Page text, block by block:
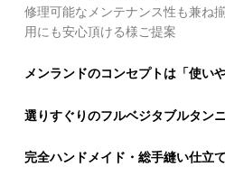
修理可能なメンテナンス性も兼ね
用にも安心頂ける様ご提案
メンランドのコンセプトは「使い
選りすぐりのフルベジタブルタン
完全ハンドメイド・総手縫い仕立て